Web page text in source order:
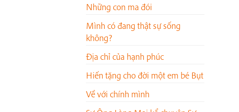
Những con ma đói
Mình có đang thật sự sống
không?
Địa chỉ của hạnh phúc
Hiến tặng cho đời một em bé Bụt
Về với chính mình